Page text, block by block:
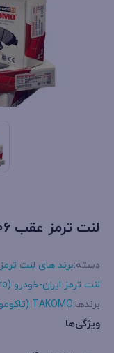
لنت ترمز عقب 206 تیپ 3 با اهرم
دسته:برند های لنت ترمز
لنت ترمز ایران-خودرو (Iran-Khodro)
برندها:TAKOMO (تاکومو)
ویژگی‌ها